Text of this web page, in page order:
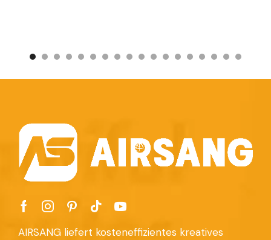
AIRSANG liefert kosteneffizientes kreatives